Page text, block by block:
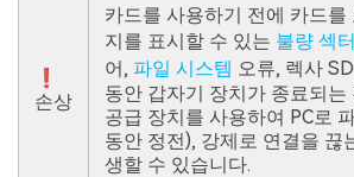
❗
손상
카드를 사용하기 전에 카드를
지를 표시할 수 있는 불량 섹터
어, 파일 시스템 오류, 렉사
동안 갑자기 장치가 종료되는
공급 장치를 사용하여 PC로
동안 정전), 강제로 연결을 끊
생할 수 있습니다.